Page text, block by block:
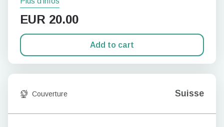
EUR 20.00
Add to cart
Couverture Suisse